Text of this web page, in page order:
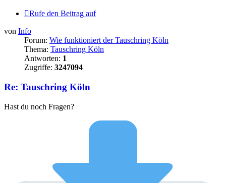
Rufe den Beitrag auf
von Info
Forum: Wie funktioniert der Tauschring Köln
Thema: Tauschring Köln
Antworten: 1
Zugriffe: 3247094
Re: Tauschring Köln
Hast du noch Fragen?